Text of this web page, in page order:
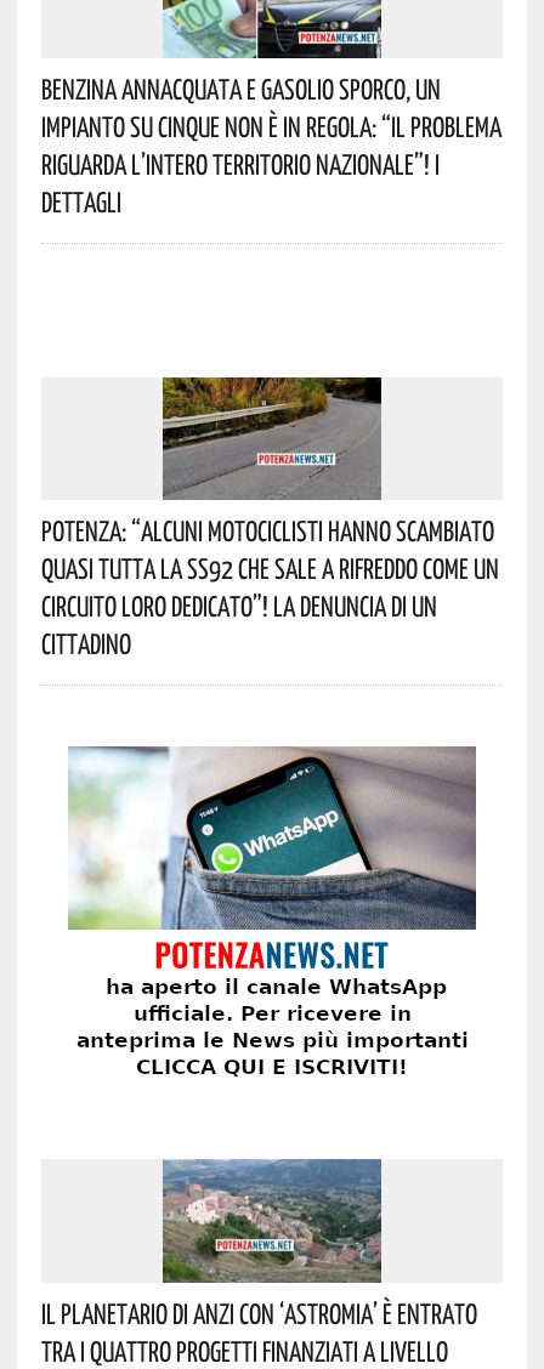
Benzina Annacquata E Gasolio Sporco, Un
Impianto Su Cinque Non È In Regola: “il Problema
Riguarda L’intero Territorio Nazionale”! I
Dettagli
Potenza: “alcuni Motociclisti Hanno Scambiato
Quasi Tutta La SS92 Che Sale A Rifreddo Come Un
Circuito Loro Dedicato”! La Denuncia Di Un
Cittadino
Il Planetario Di Anzi Con ‘Astromia’ È Entrato
Tra I Quattro Progetti Finanziati A Livello